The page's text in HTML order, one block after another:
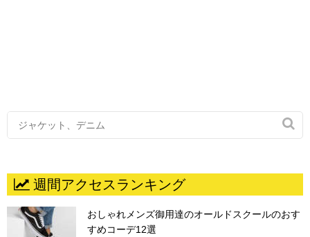

週間アクセスランキング
おしゃれメンズ御用達のオールドスクールのおす
すめコーデ12選